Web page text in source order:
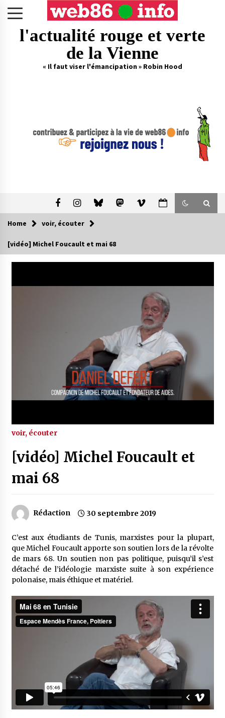
l'actualité rouge et verte
de la Vienne
« Il faut viser l'émancipation » Robin Hood
Home voir, écouter
[vidéo] Michel Foucault et mai 68
voir, écouter
[vidéo] Michel Foucault et
mai 68
Rédaction 30 septembre 2019
C’est aux étudiants de Tunis, marxistes pour la plupart,
que Michel Foucault apporte son soutien lors de la révolte
de mars 68. Un soutien non pas politique, puisqu’il s’est
détaché de l’idéologie marxiste suite à son expérience
polonaise, mais éthique et matériel.